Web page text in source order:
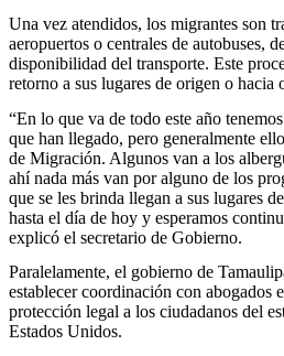
Una vez atendidos, los migrantes son
aeropuertos o centrales de autobuses,
disponibilidad del transporte. Este
retorno a sus lugares de origen o hacia
“En lo que va de todo este año
que han llegado, pero generalmente
de Migración. Algunos van a los
ahí nada más van por alguno de los
que se les brinda llegan a sus lugares
hasta el día de hoy y esperamos
explicó el secretario de Gobierno.
Paralelamente, el gobierno de
establecer coordinación con abogados
protección legal a los ciudadanos del
Estados Unidos.